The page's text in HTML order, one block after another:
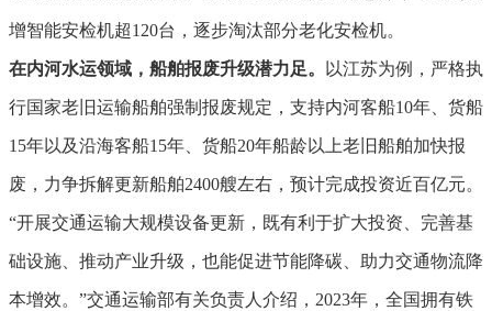
增智能安检机超120台，逐步淘汰部分老化安检机。
在内河水运领域，船舶报废升级潜力足。 以江苏为例，严格执
行国家老旧运输船舶强制报废规定，支持内河客船10年、货船
15年以及沿海客船15年、货船20年船龄以上老旧船舶加快报
废，力争拆解更新船舶2400艘左右，预计完成投资近百亿元。
“开展交通运输大规模设备更新，既有利于扩大投资、完善基
础设施、推动产业升级，也能促进节能降碳、助力交通物流降
本增效。”交通运输部有关负责人介绍，2023年，全国拥有铁